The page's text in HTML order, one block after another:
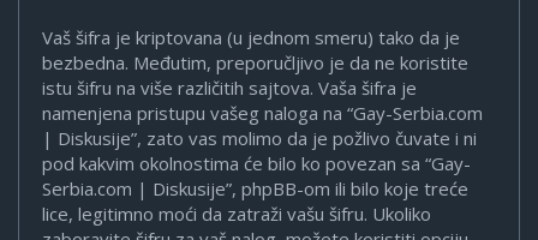
Vaš šifra je kriptovana (u jednom smeru) tako da je
bezbedna. Međutim, preporučljivo je da ne koristite
istu šifru na više različitih sajtova. Vaša šifra je
namenjena pristupu vašeg naloga na “Gay-Serbia.com
| Diskusije”, zato vas molimo da je požlivo čuvate i ni
pod kakvim okolnostima će bilo ko povezan sa “Gay-
Serbia.com | Diskusije”, phpBB-om ili bilo koje treće
lice, legitimno moći da zatraži vašu šifru. Ukoliko